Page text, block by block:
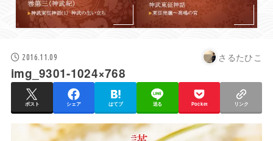
2016.11.09 さるたひこ
img_9301-1024×768
ポスト シェア はてブ 送る Pocket リンク